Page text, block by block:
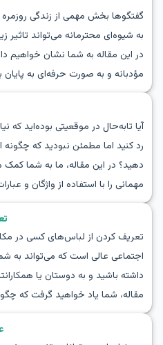
گفتگوهای شفاف و واقع‌بینانه‌ای در
نقش‌آفرینی در ابراز نگرانی به شما
واقعی با راحتی و اعتماد به نفس
عمومی و عبارات کلیدی راهنمایی
گفتگوها بخش مهمی از زندگی روزمره
به شیوه‌ای محترمانه می‌تواند تاثیر
در این مقاله به شما نشان خواهیم
مؤدبانه و به صورت حرفه‌ای به پایان
عبارات کلیدی مناسب و مشاهده‌ی
خواهید بود به مکالمه‌های خود در
مهارت به شما کمک می‌کند تا روابط
بخشید و همچنین به شما اطمینان
آیا تابه‌حال در موقعیتی بوده‌اید که
رد کنید اما مطمئن نبودید که چگونه
دهید؟ در این مقاله، ما به شما
مهمانی را با استفاده از واژگان و
مکالماتی برای رد کردن دعوت به
موقعیت‌های واقعی، می‌توانید
ببخشید. با ادامه خواندن، با
خواهید شد که به شما یاد می‌دهند
به زبان انگلیسی رد کنید.
تعریف کردن از لباس‌های کسی در
اجتماعی عالی است که می‌تواند به
داشته باشید و به دوستان یا
مقاله، شما یاد خواهید گرفت که
نفس از لباس‌های کسی در انگلیسی
کلمات و عبارات کلیدی است که در